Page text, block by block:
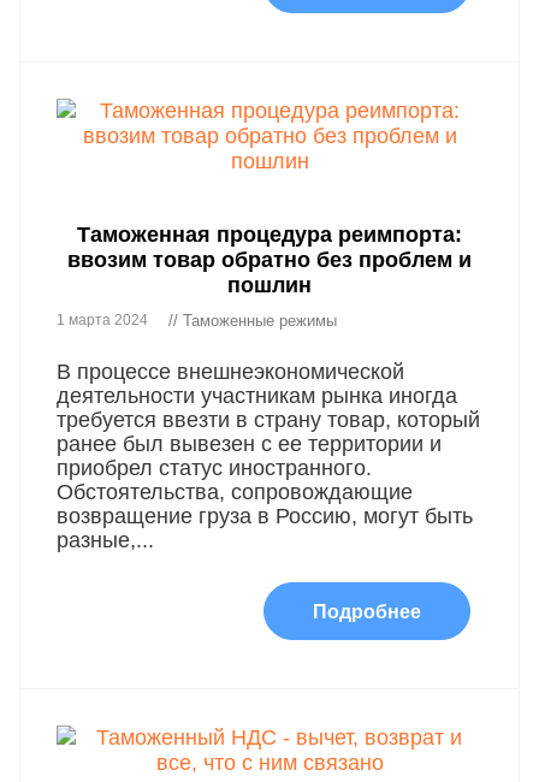
Таможенная процедура реимпорта:
ввозим товар обратно без проблем и
пошлин
1 марта 2024 // Таможенные режимы
В процессе внешнеэкономической
деятельности участникам рынка иногда
требуется ввезти в страну товар, который
ранее был вывезен с ее территории и
приобрел статус иностранного.
Обстоятельства, сопровождающие
возвращение груза в Россию, могут быть
разные,...
Подробнее